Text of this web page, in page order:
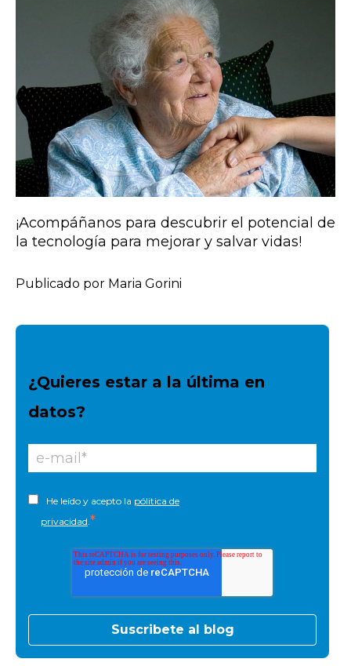
¡Acompáñanos para descubrir el potencial de
la tecnología para mejorar y salvar vidas!
Publicado por Maria Gorini
¿Quieres estar a la última en
datos?
He leído y acepto la pólitica de
privacidad *